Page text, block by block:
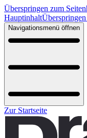
Überspringen zum
Hauptinhalt
Navigationsmenü öffnen
Zur Startseite